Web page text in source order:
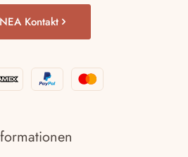
Kontakt